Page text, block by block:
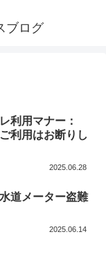
利用マナー：
利用はお断りし
2025.06.28
道メーター盗難
2025.06.14